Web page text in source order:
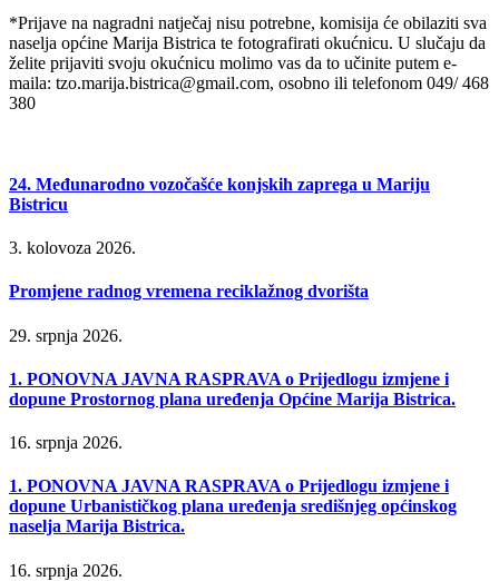
*Prijave na nagradni natječaj nisu potrebne, komisija će obilaziti sva
naselja općine Marija Bistrica te fotografirati okućnicu. U slučaju da
želite prijaviti svoju okućnicu molimo vas da to učinite putem e-
maila: tzo.marija.bistrica@gmail.com, osobno ili telefonom 049/ 468
380
24. Međunarodno vozočašće konjskih zaprega u Mariju
Bistricu
3. kolovoza 2026.
Promjene radnog vremena reciklažnog dvorišta
29. srpnja 2026.
1. PONOVNA JAVNA RASPRAVA o Prijedlogu izmjene i
dopune Prostornog plana uređenja Općine Marija Bistrica.
16. srpnja 2026.
1. PONOVNA JAVNA RASPRAVA o Prijedlogu izmjene i
dopune Urbanističkog plana uređenja središnjeg općinskog
naselja Marija Bistrica.
16. srpnja 2026.